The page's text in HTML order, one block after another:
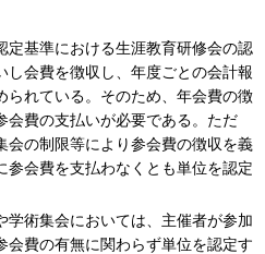
定基準における生涯教育研修会の認
し会費を徴収し、年度ごとの会計報
られている。そのため、年会費の徴
会費の支払いが必要である。ただ
会の制限等により参会費の徴収を義
参会費を支払わなくとも単位を認定
学術集会においては、主催者が参加
会費の有無に関わらず単位を認定す